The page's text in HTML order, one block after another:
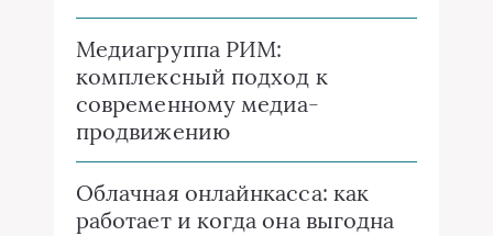
Медиагруппа РИМ:
комплексный подход к
современному медиа-
продвижению
Облачная онлайнкасса: как
работает и когда она выгодна